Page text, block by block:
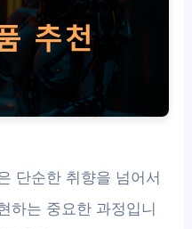
단순한 취향을 넘어서
하는 중요한 과정입니